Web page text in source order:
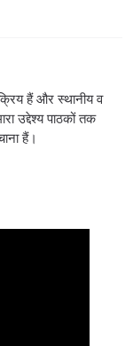
हैं और स्थानीय व
उद्देश्य पाठकों तक
हैं।